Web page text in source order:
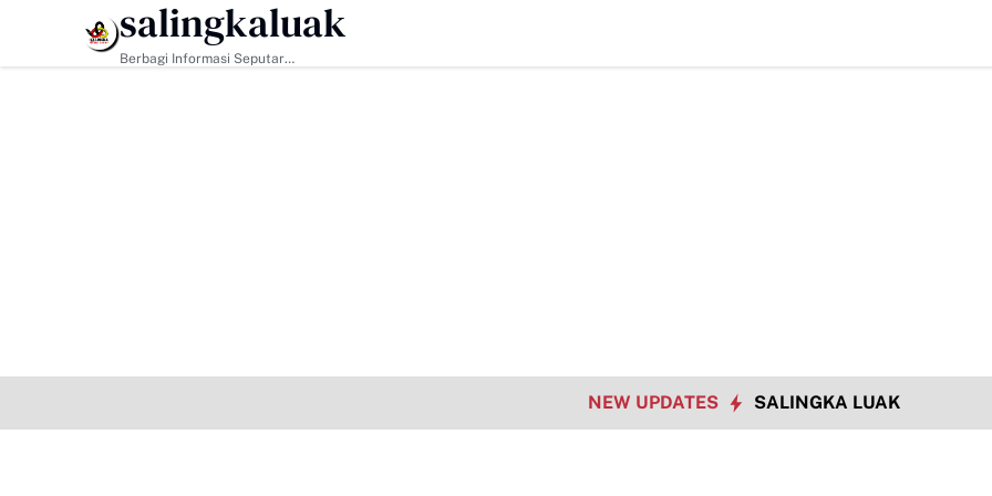
HEADLINE
salingkaluak
Berbagi Informasi Seputar
NEW UPDATES SALINGKA LUAK